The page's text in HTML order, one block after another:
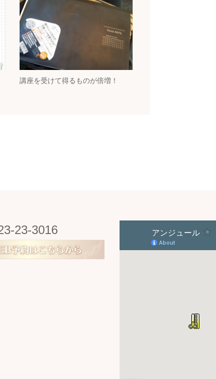
講座を受けて得るものが倍増！
23-3016